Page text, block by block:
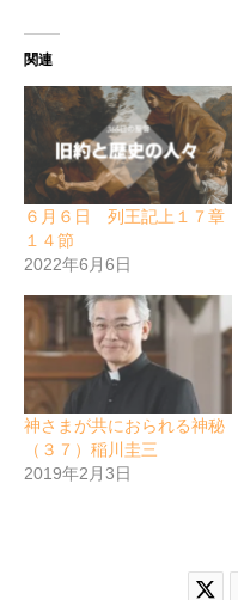
関連
６月６日 列王記上１７章
１４節
2022年6月6日
神さまが共におられる神秘
（３７）稲川圭三
2019年2月3日
